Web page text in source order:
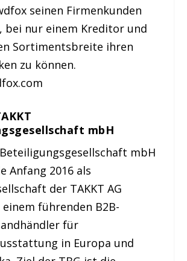
seinen Firmenkunden
bei nur einem Kreditor und
Sortimentsbreite ihren
zu können.
mbH
Beteiligungsgesellschaft mbH
Anfang 2016 als
der TAKKT AG
führenden B2B-
für
in Europa und